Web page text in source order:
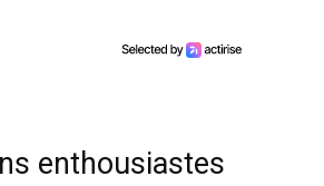
enthousiastes